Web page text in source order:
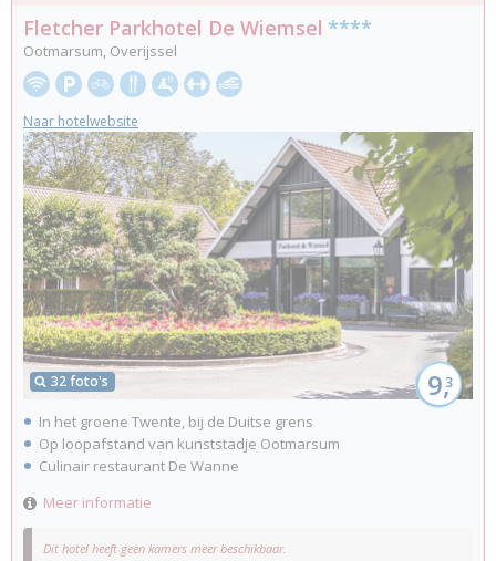
Dit hotel heeft geen kamers meer beschikbaar.
32 foto's 9,3
Fletcher Parkhotel De Wiemsel ****
Ootmarsum, Overijssel
Naar hotelwebsite
In het groene Twente, bij de Duitse grens
Op loopafstand van kunststadje Ootmarsum
Culinair restaurant De Wanne
Meer informatie